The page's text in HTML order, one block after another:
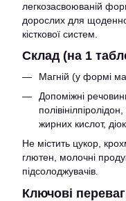
легкозасвоюваній
дорослих для
кісткової систем.
Склад (на 1
Магній (у формі
Допоміжні
жирних кислот,
Не містить цукор,
глютен, молочні
підсолоджувачів.
Ключові